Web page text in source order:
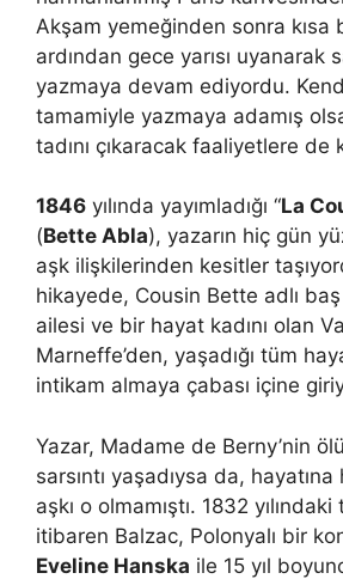
Akşam yemeğinden sonra kısa
ardından gece yarısı uyanarak
yazmaya devam ediyordu.
tamamiyle yazmaya adamış
tadını çıkaracak faaliyetlere de
1846 yılında yayımladığı “La
(Bette Abla), yazarın hiç gün
aşk ilişkilerinden kesitler
hikayede, Cousin Bette adlı
ailesi ve bir hayat kadını olan
Marneffe’den, yaşadığı tüm
intikam almaya çabası içine
Yazar, Madame de Berny’nin
sarsıntı yaşadıysa da,
aşkı o olmamıştı. 1832
itibaren Balzac, Polonyalı bir
Eveline Hanska ile 15 yıl